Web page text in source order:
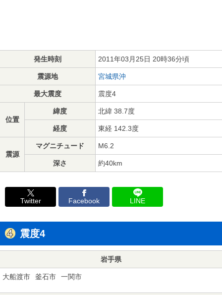
発生時刻 2011年03月25日 20時36分頃
震源地 宮城県沖
最大震度 震度4
位置
緯度 北緯 38.7度
経度 東経 142.3度
震源
マグニチュード M6.2
深さ 約40km
Twitter Facebook LINE
震度4
岩手県
大船渡市 釜石市 一関市